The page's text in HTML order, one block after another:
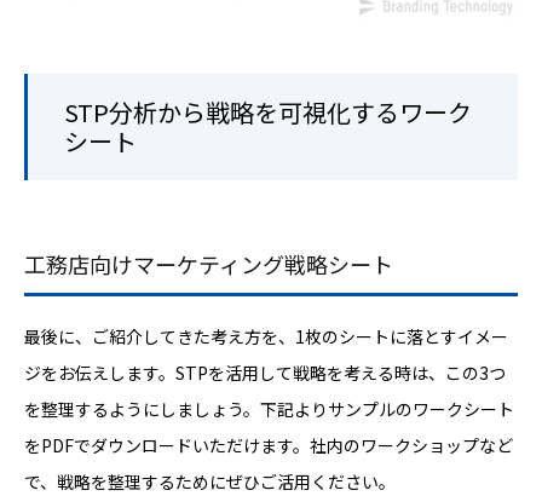
STP分析から戦略を可視化するワーク
シート
工務店向けマーケティング戦略シート
最後に、ご紹介してきた考え方を、1枚のシートに落とすイメー
ジをお伝えします。STPを活用して戦略を考える時は、この3つ
を整理するようにしましょう。下記よりサンプルのワークシート
をPDFでダウンロードいただけます。社内のワークショップなど
で、戦略を整理するためにぜひご活用ください。